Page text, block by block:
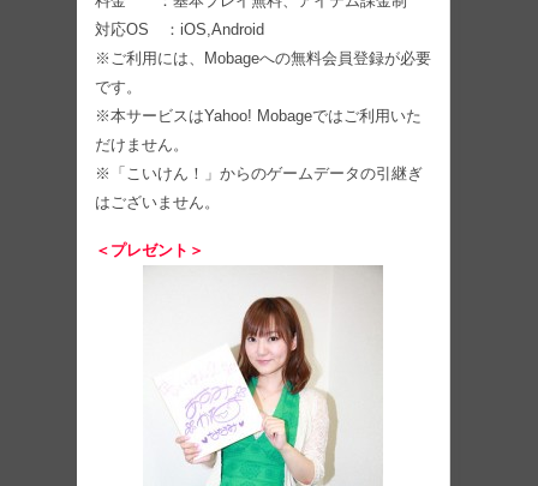
対応OS ：iOS,Android
※ご利用には、Mobageへの無料会員登録が必要
です。
※本サービスはYahoo! Mobageではご利用いた
だけません。
※「こいけん！」からのゲームデータの引継ぎ
はございません。
＜プレゼント＞